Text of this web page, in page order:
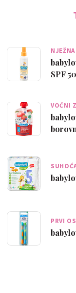
SPF
VOĆNI
PRVI